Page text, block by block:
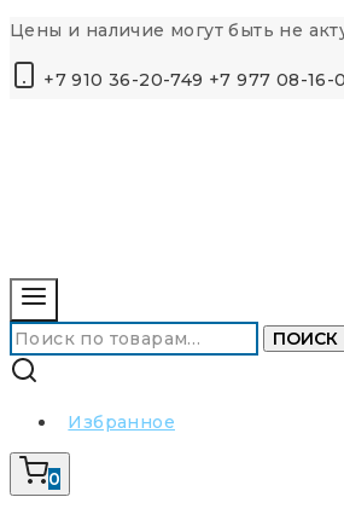
Перейти
контенту
Цены и наличие могут быть не
+7 910 36-20-749 +7 977 08-16-
Искать: ПОИСК
Избранное
0